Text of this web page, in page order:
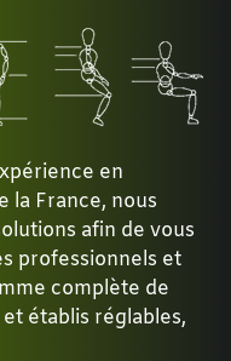
en
la France, nous
afin de vous
professionnels et
complète de
établis réglables,